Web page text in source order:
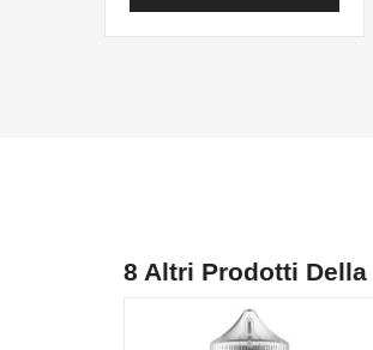
8 Altri Prodotti